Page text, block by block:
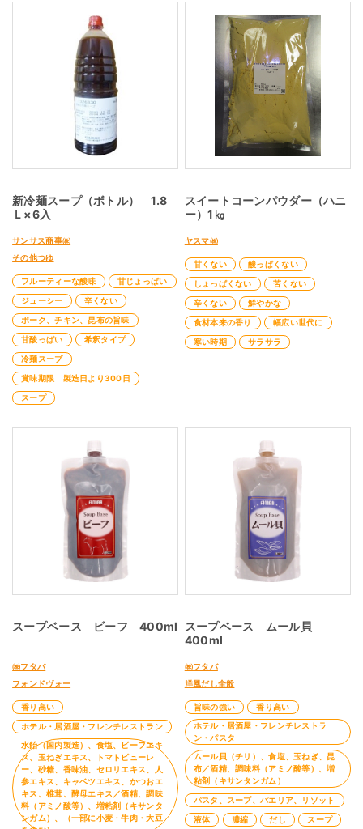
新冷麺スープ（ボトル） 1.8
Ｌ×6入
サンサス商事㈱
その他つゆ
フルーティーな酸味
甘じょっぱい
ジューシー
辛くない
ポーク、チキン、昆布の旨味
甘酸っぱい
希釈タイプ
冷麺スープ
賞味期限 製造日より300日
スープ
スイートコーンパウダー（ハニ
ー）1㎏
ヤスマ㈱
甘くない
酸っぱくない
しょっぱくない
苦くない
辛くない
鮮やかな
食材本来の香り
幅広い世代に
寒い時期
サラサラ
スープベース ビーフ 400ml
㈱フタバ
フォンドヴォー
香り高い
ホテル・居酒屋・フレンチレストラン
水飴（国内製造）、食塩、ビーフエキ
ス、玉ねぎエキス、トマトピューレ
ー、砂糖、香味油、セロリエキス、人
参エキス、キャベツエキス、かつおエ
キス、椎茸、酵母エキス／酒精、調味
料（アミノ酸等）、増粘剤（キサンタ
ンガム）、（一部に小麦・牛肉・大豆
スープベース ムール貝
400ml
㈱フタバ
洋風だし全般
旨味の強い
香り高い
ホテル・居酒屋・フレンチレストラ
ン・パスタ
ムール貝（チリ）、食塩、玉ねぎ、昆
布／酒精、調味料（アミノ酸等）、増
粘剤（キサンタンガム）
パスタ、スープ、パエリア、リゾット
液体
濃縮 だし
スープ